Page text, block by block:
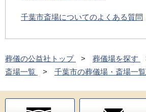
千葉市斎場についてのよくある質問
葬儀の公益社トップ 葬儀場を探す
斎場一覧
千葉市の葬儀場・斎場一覧